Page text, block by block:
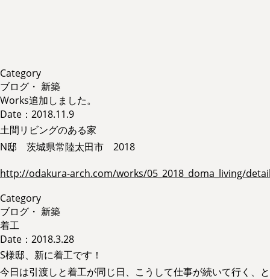
Category
ブログ ・ 新築
Works追加しました。
Date：2018.11.9
土間リビングのある家
N邸 茨城県常陸太田市 2018
http://odakura-arch.com/works/05_2018_doma_living/
Category
ブログ ・ 新築
着工
Date：2018.3.28
S様邸、新に着工です！
今日は引渡しと着工が同じ日、こうして仕事が続いて行く、